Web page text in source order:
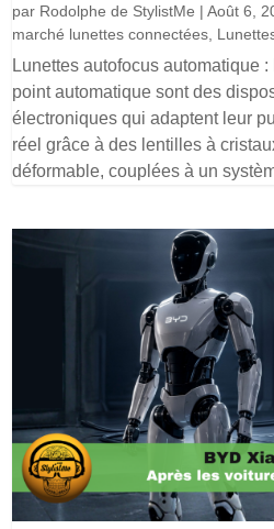
par Rodolphe de StylistMe |Août 6,
marché lunettes connectées
Lunettes autofocus automatique
point automatique sont des
électroniques qui adaptent leur
réel grâce à des lentilles à
déformable, couplées à un